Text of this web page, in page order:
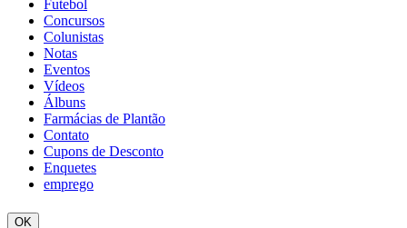
Futebol
Concursos
Colunistas
Notas
Eventos
Vídeos
Álbuns
Farmácias de Plantão
Contato
Cupons de Desconto
Enquetes
emprego
OK